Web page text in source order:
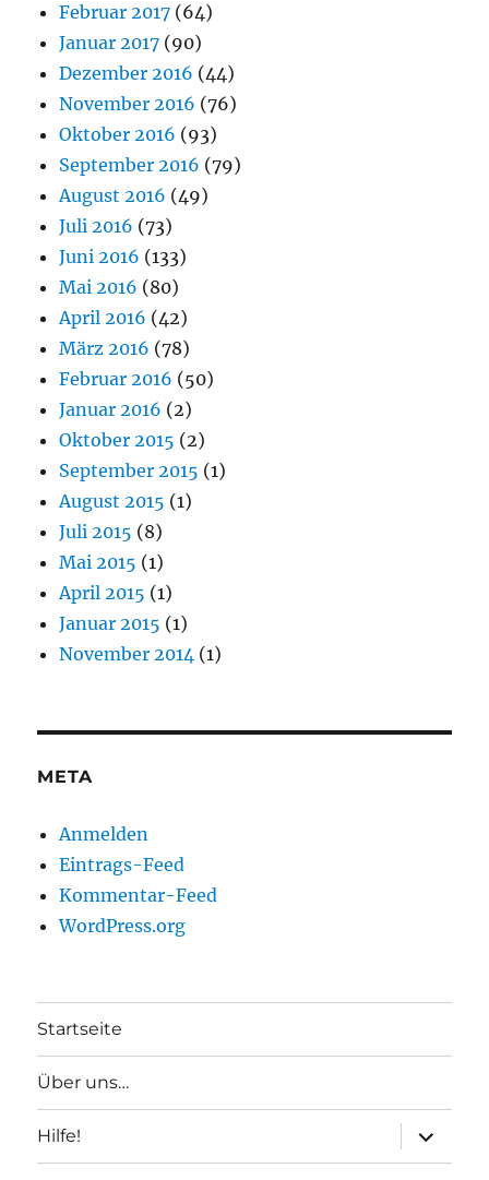
Februar 2017 (64)
Januar 2017 (90)
Dezember 2016 (44)
November 2016 (76)
Oktober 2016 (93)
September 2016 (79)
August 2016 (49)
Juli 2016 (73)
Juni 2016 (133)
Mai 2016 (80)
April 2016 (42)
März 2016 (78)
Februar 2016 (50)
Januar 2016 (2)
Oktober 2015 (2)
September 2015 (1)
August 2015 (1)
Juli 2015 (8)
Mai 2015 (1)
April 2015 (1)
Januar 2015 (1)
November 2014 (1)
META
Anmelden
Eintrags-Feed
Kommentar-Feed
WordPress.org
Startseite
Über uns…
Hilfe!
anzeigen